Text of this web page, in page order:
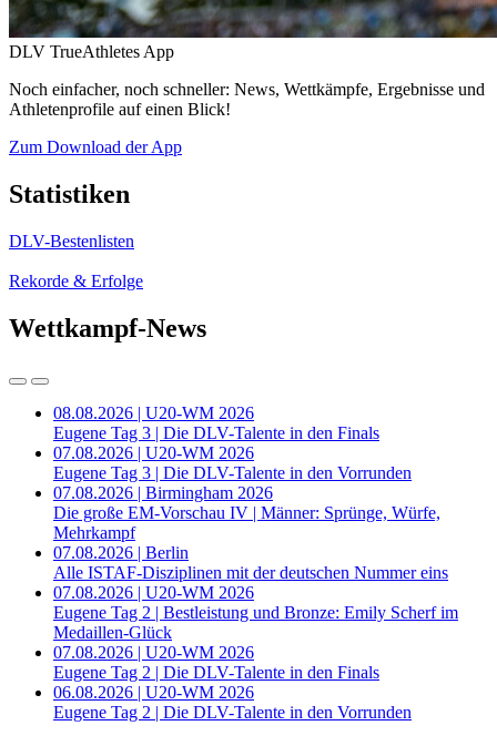
DLV TrueAthletes App
Noch einfacher, noch schneller: News, Wettkämpfe, Ergebnisse und
Athletenprofile auf einen Blick!
Zum Download der App
Statistiken
DLV-Bestenlisten
Rekorde & Erfolge
Wettkampf-News
08.08.2026 | U20-WM 2026
Eugene Tag 3 | Die DLV-Talente in den Finals
07.08.2026 | U20-WM 2026
Eugene Tag 3 | Die DLV-Talente in den Vorrunden
07.08.2026 | Birmingham 2026
Die große EM-Vorschau IV | Männer: Sprünge, Würfe,
Mehrkampf
07.08.2026 | Berlin
Alle ISTAF-Disziplinen mit der deutschen Nummer eins
07.08.2026 | U20-WM 2026
Eugene Tag 2 | Bestleistung und Bronze: Emily Scherf im
Medaillen-Glück
07.08.2026 | U20-WM 2026
Eugene Tag 2 | Die DLV-Talente in den Finals
06.08.2026 | U20-WM 2026
Eugene Tag 2 | Die DLV-Talente in den Vorrunden